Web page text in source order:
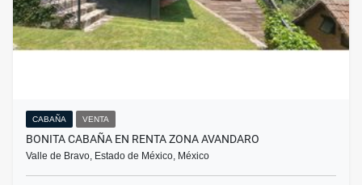
CABAÑA VENTA
BONITA CABAÑA EN RENTA ZONA AVANDARO
Valle de Bravo, Estado de México, México